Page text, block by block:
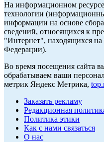
На информационном
технологии
информации на основе
сведений, относящихся к
"Интернет", находящихся на
Федерации).
Во время посещения сайта
обрабатываем ваши
метрик Яндекс Метрика,
Заказать рекламу
Редакционная
Политика этики
Как с нами связаться
О нас